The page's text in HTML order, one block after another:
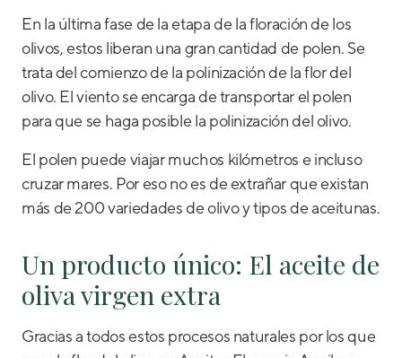
En la última fase de la etapa de la floración de los
olivos, estos liberan una gran cantidad de polen. Se
trata del comienzo de la polinización de la flor del
olivo. El viento se encarga de transportar el polen
para que se haga posible la polinización del olivo.
El polen puede viajar muchos kilómetros e incluso
cruzar mares. Por eso no es de extrañar que existan
más de 200 variedades de olivo y tipos de aceitunas.
Un producto único: El aceite de
oliva virgen extra
Gracias a todos estos procesos naturales por los que